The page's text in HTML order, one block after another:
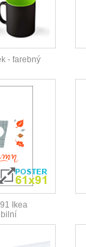
- farebný
Ikea